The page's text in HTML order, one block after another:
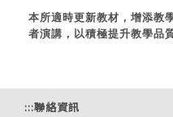
本所適時更新教材，增添教
者演講，以積極提升教學品質
:::聯絡資訊